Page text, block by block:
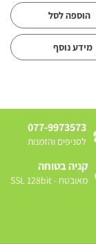
הוספה לסל
מידע נוסף
077-9973573
לסניפים והזמנות
קניה בטוחה
מאובטח - SSL 128bit